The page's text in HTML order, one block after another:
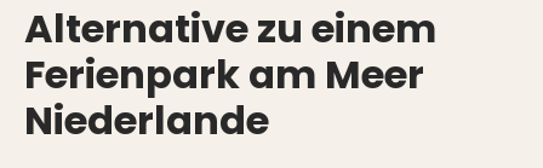
Alternative zu einem
Ferienpark am Meer
Niederlande